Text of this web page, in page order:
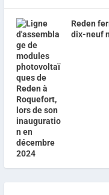
Reden
dix-neuf